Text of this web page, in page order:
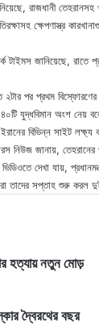
রাজধানী
ক্ষেপণাস্ত্র
টাইমস জানিয়েছে,
পর প্রথম বিস্ফোরণের
যুদ্ধবিমান অংশ নেয়
বিভিন্ন সাইট লক্ষ্য
জানায়, তেহরানের
দেখা যায়,
তাদের সপ্তাহ শুরু করল
হত্যায় নতুন মোড়
দ্বৈরথের বছর